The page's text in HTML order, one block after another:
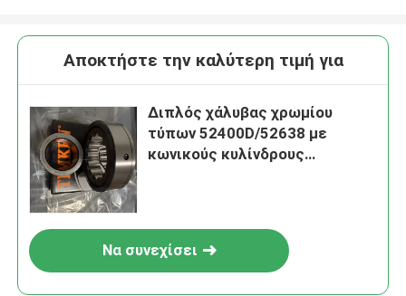
Αποκτήστε την καλύτερη τιμή για
Διπλός χάλυβας χρωμίου
τύπων 52400D/52638 με
κωνικούς κυλίνδρους
Να συνεχίσει